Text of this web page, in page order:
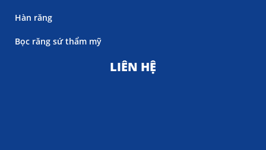
Hàn răng
Bọc răng sứ thẩm mỹ
LIÊN HỆ